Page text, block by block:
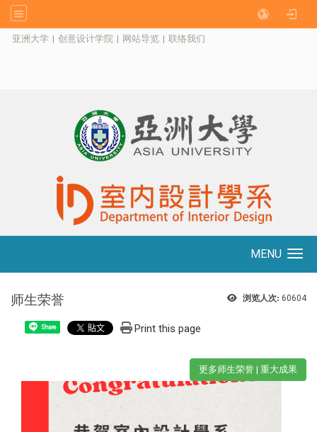
亚洲大学 | 创意设计学院 | 网站导览 | 联络我们
MENU
浏览人次: 60604
师生荣誉
Share Print this page
更多师生荣誉 | 重大成果